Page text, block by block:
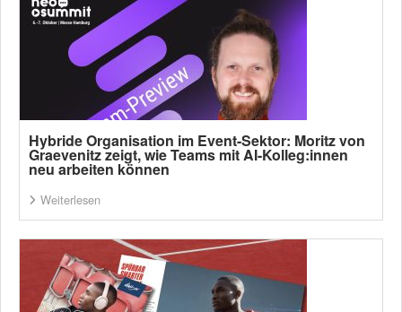
Hybride Organisation im Event-Sektor: Moritz von
Graevenitz zeigt, wie Teams mit AI-Kolleg:innen
neu arbeiten können
Weiterlesen